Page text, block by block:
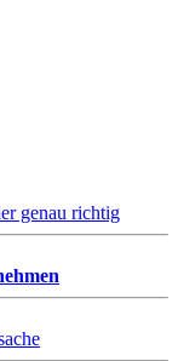
genau richtig